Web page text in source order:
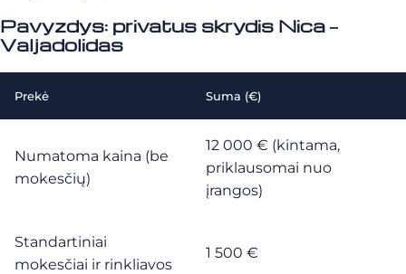
Pavyzdys: privatus skrydis Nica –
Valjadolidas
Prekė Suma (€)
Numatoma kaina (be
mokesčių)
12 000 € (kintama,
priklausomai nuo
įrangos)
Standartiniai
mokesčiai ir rinkliavos
1 500 €